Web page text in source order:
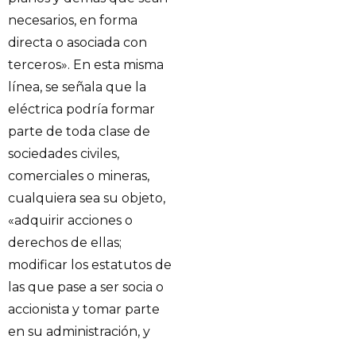
necesarios, en forma
directa o asociada con
terceros». En esta misma
línea, se señala que la
eléctrica podría formar
parte de toda clase de
sociedades civiles,
comerciales o mineras,
cualquiera sea su objeto,
«adquirir acciones o
derechos de ellas;
modificar los estatutos de
las que pase a ser socia o
accionista y tomar parte
en su administración, y